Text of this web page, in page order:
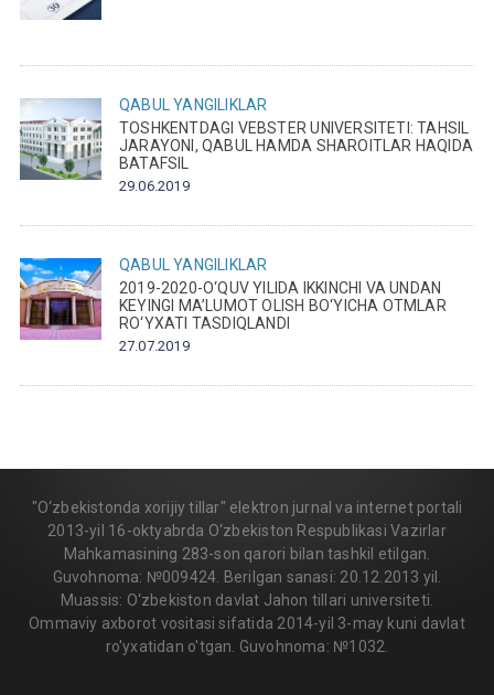
QABUL
YANGILIKLAR
TOSHKENTDAGI VEBSTER UNIVERSITETI: TAHSIL
JARAYONI, QABUL HAMDA SHAROITLAR HAQIDA
BATAFSIL
29.06.2019
QABUL
YANGILIKLAR
2019-2020-O‘QUV YILIDA IKKINCHI VA UNDAN
KEYINGI MA’LUMOT OLISH BO‘YICHA OTMLAR
RO‘YXATI TASDIQLANDI
27.07.2019
"O‘zbekistonda xorijiy tillar" elektron jurnal va internet portali
2013-yil 16-oktyabrda O‘zbekiston Respublikasi Vazirlar
Mahkamasining 283-son qarori bilan tashkil etilgan.
Guvohnoma: №009424. Berilgan sanasi: 20.12.2013 yil.
Muassis: O‘zbekiston davlat Jahon tillari universiteti.
Ommaviy axborot vositasi sifatida 2014-yil 3-may kuni davlat
ro'yxatidan o'tgan. Guvohnoma: №1032.